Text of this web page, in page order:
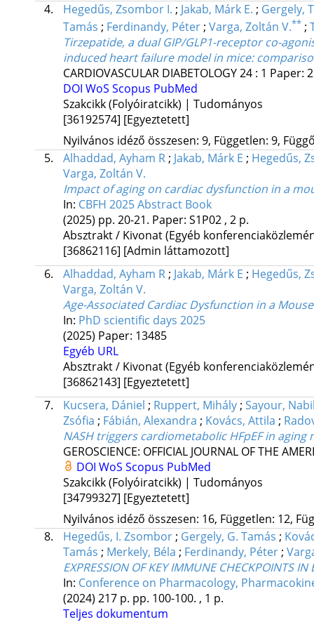
4.
Hegedűs, Zsombor I. ; Jakab, Márk E. ; Gergely,
Tamás ; Ferdinandy, Péter ; Varga, Zoltán V.** ;
Tirzepatide, a dual GIP/GLP1-receptor co-
induced heart failure model in mice:
CARDIOVASCULAR DIABETOLOGY24: 1 Paper:
DOI WoS Scopus PubMed
Szakcikk (Folyóiratcikk) | Tudományos
[36192574] [Egyeztetett]
Nyilvános idéző összesen: 9, Független: 9,
5.
Alhaddad, Ayham R ; Jakab, Márk E ; Hegedűs,
Varga, Zoltán V.
Impact of aging on cardiac dysfunction in a
In: CBFH 2025 Abstract Book
(2025) pp. 20-21. Paper: S1P02 , 2 p.
Absztrakt / Kivonat (Egyéb
[36862116] [Admin láttamozott]
6.
Alhaddad, Ayham R ; Jakab, Márk E ; Hegedűs,
Varga, Zoltán V.
Age-Associated Cardiac Dysfunction in a
In: PhD scientific days 2025
(2025) Paper: 13485
Egyéb URL
Absztrakt / Kivonat (Egyéb
[36862143] [Egyeztetett]
7.
Kucsera, Dániel ; Ruppert, Mihály ; Sayour,
Zsófia ; Fábián, Alexandra ; Kovács, Attila ;
NASH triggers cardiometabolic HFpEF in aging
GEROSCIENCE: OFFICIAL JOURNAL OF THE
DOI WoS Scopus PubMed
Szakcikk (Folyóiratcikk) | Tudományos
[34799327] [Egyeztetett]
Nyilvános idéző összesen: 16, Független: 12,
8.
Hegedűs, I. Zsombor ; Gergely, G. Tamás ;
Tamás ; Merkely, Béla ; Ferdinandy, Péter ;
EXPRESSION OF KEY IMMUNE CHECKPOINTS IN
In: Conference on Pharmacology,
(2024) 217 p. pp. 100-100. , 1 p.
Teljes dokumentum